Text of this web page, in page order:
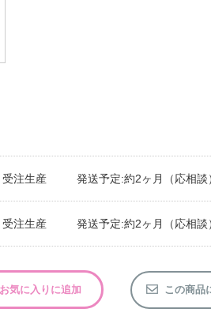
受注生産 発送予定:約2ヶ月（応相談
受注生産 発送予定:約2ヶ月（応相談
気に入りに追加 この商品